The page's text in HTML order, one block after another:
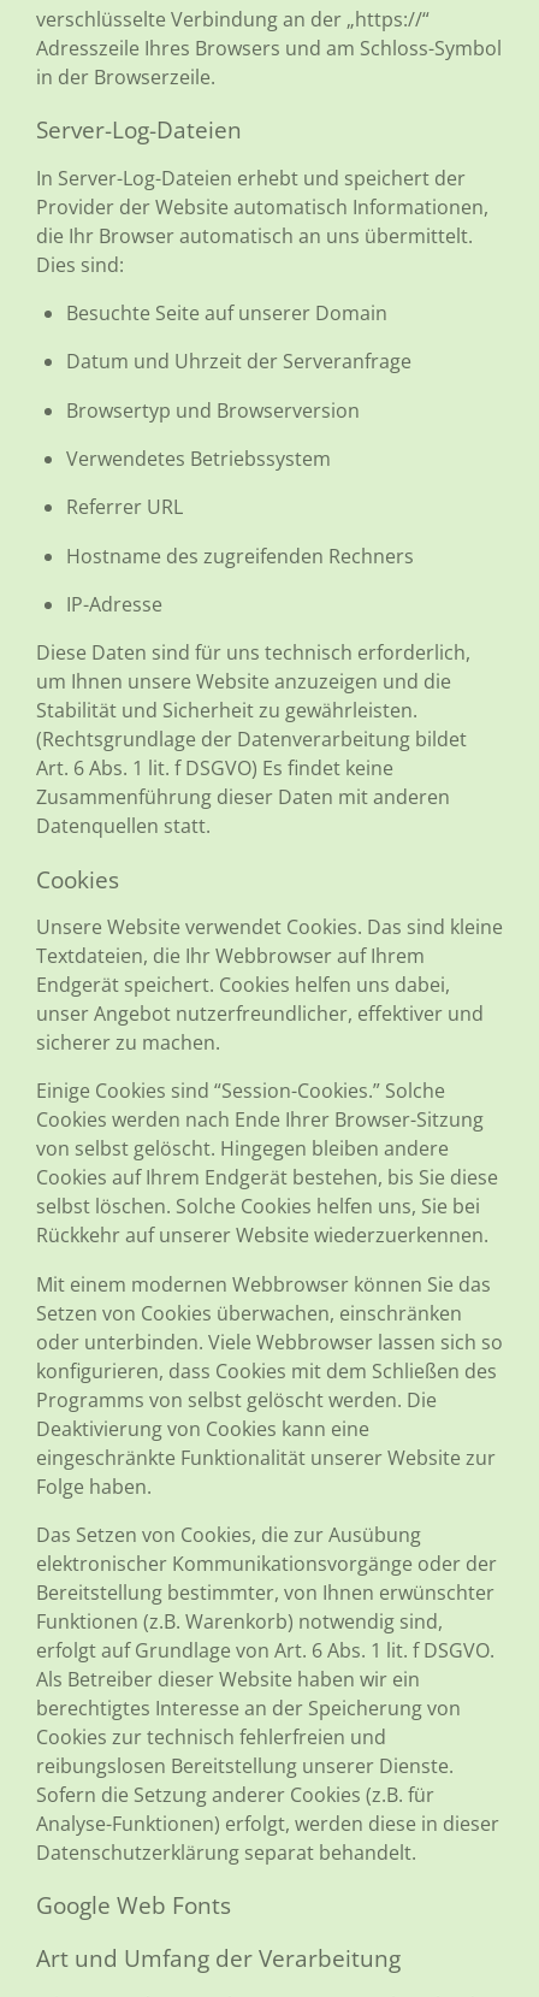
verschlüsselte Verbindung an der „https://“
Adresszeile Ihres Browsers und am Schloss-Symbol
in der Browserzeile.
Server-Log-Dateien
In Server-Log-Dateien erhebt und speichert der
Provider der Website automatisch Informationen,
die Ihr Browser automatisch an uns übermittelt.
Dies sind:
Besuchte Seite auf unserer Domain
Datum und Uhrzeit der Serveranfrage
Browsertyp und Browserversion
Verwendetes Betriebssystem
Referrer URL
Hostname des zugreifenden Rechners
IP-Adresse
Diese Daten sind für uns technisch erforderlich,
um Ihnen unsere Website anzuzeigen und die
Stabilität und Sicherheit zu gewährleisten.
(Rechtsgrundlage der Datenverarbeitung bildet
Art. 6 Abs. 1 lit. f DSGVO) Es findet keine
Zusammenführung dieser Daten mit anderen
Datenquellen statt.
Cookies
Unsere Website verwendet Cookies. Das sind kleine
Textdateien, die Ihr Webbrowser auf Ihrem
Endgerät speichert. Cookies helfen uns dabei,
unser Angebot nutzerfreundlicher, effektiver und
sicherer zu machen.
Einige Cookies sind “Session-Cookies.” Solche
Cookies werden nach Ende Ihrer Browser-Sitzung
von selbst gelöscht. Hingegen bleiben andere
Cookies auf Ihrem Endgerät bestehen, bis Sie diese
selbst löschen. Solche Cookies helfen uns, Sie bei
Rückkehr auf unserer Website wiederzuerkennen.
Mit einem modernen Webbrowser können Sie das
Setzen von Cookies überwachen, einschränken
oder unterbinden. Viele Webbrowser lassen sich so
konfigurieren, dass Cookies mit dem Schließen des
Programms von selbst gelöscht werden. Die
Deaktivierung von Cookies kann eine
eingeschränkte Funktionalität unserer Website zur
Folge haben.
Das Setzen von Cookies, die zur Ausübung
elektronischer Kommunikationsvorgänge oder der
Bereitstellung bestimmter, von Ihnen erwünschter
Funktionen (z.B. Warenkorb) notwendig sind,
erfolgt auf Grundlage von Art. 6 Abs. 1 lit. f DSGVO.
Als Betreiber dieser Website haben wir ein
berechtigtes Interesse an der Speicherung von
Cookies zur technisch fehlerfreien und
reibungslosen Bereitstellung unserer Dienste.
Sofern die Setzung anderer Cookies (z.B. für
Analyse-Funktionen) erfolgt, werden diese in dieser
Datenschutzerklärung separat behandelt.
Google Web Fonts
Art und Umfang der Verarbeitung